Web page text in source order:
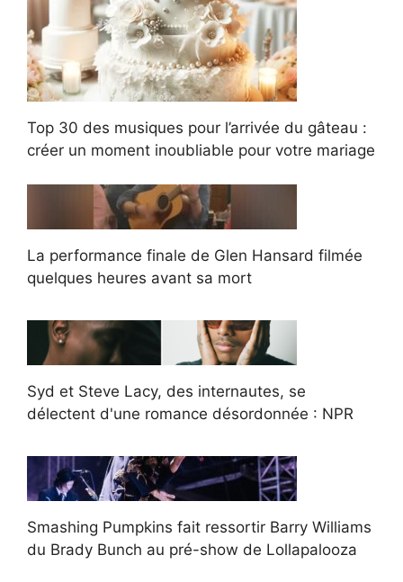
Top 30 des musiques pour l’arrivée du gâteau :
créer un moment inoubliable pour votre mariage
La performance finale de Glen Hansard filmée
quelques heures avant sa mort
Syd et Steve Lacy, des internautes, se
délectent d'une romance désordonnée : NPR
Smashing Pumpkins fait ressortir Barry Williams
du Brady Bunch au pré-show de Lollapalooza